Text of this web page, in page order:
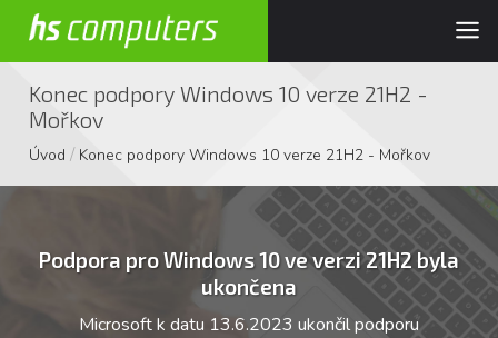
Konec podpory Windows 10 verze 21H2 -
Mořkov
Úvod / Konec podpory Windows 10 verze 21H2 - Mořkov
Podpora pro Windows 10 ve verzi 21H2 byla
ukončena
Microsoft k datu 13.6.2023 ukončil podporu